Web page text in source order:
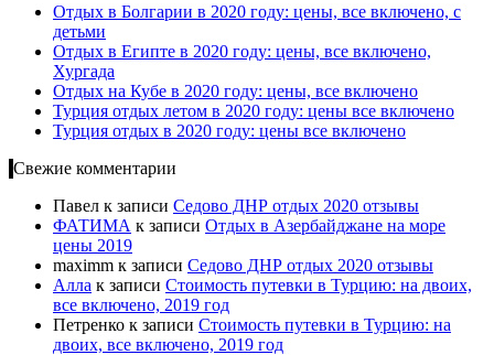
Отдых в Болгарии в 2020 году: цены, все включено, с
детьми
Отдых в Египте в 2020 году: цены, все включено,
Хургада
Отдых на Кубе в 2020 году: цены, все включено
Турция отдых летом в 2020 году: цены все включено
Турция отдых в 2020 году: цены все включено
Свежие комментарии
Павел к записи Cедово ДНР отдых 2020 отзывы
ФАТИМА к записи Отдых в Азербайджане на море
цены 2019
maximm к записи Cедово ДНР отдых 2020 отзывы
Алла к записи Стоимость путевки в Турцию: на двоих,
все включено, 2019 год
Петренко к записи Стоимость путевки в Турцию: на
двоих, все включено, 2019 год